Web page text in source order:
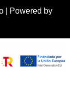
| Powered by